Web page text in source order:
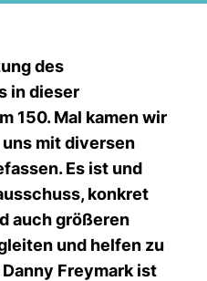
des
in dieser
150. Mal kamen wir
uns mit diversen
Es ist und
konkret
auch größeren
und helfen zu
Freymark ist